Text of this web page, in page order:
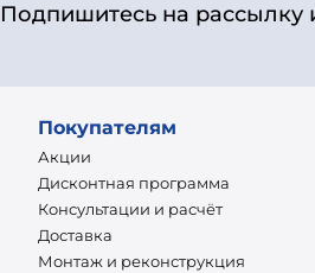
Подпишитесь на рассылку
Покупателям
Акции
Дисконтная программа
Консультации и расчёт
Доставка
Монтаж и реконструкция